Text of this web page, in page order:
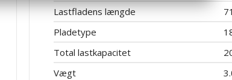
Lastfladens længde
Pladetype
Total lastkapacitet
Vægt